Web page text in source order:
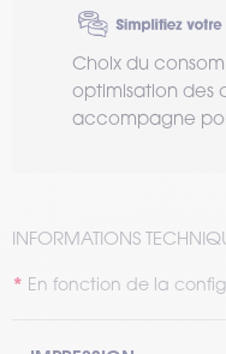
Choix du
optimisation des
accompagne
INFORMATIONS
En fonction de la